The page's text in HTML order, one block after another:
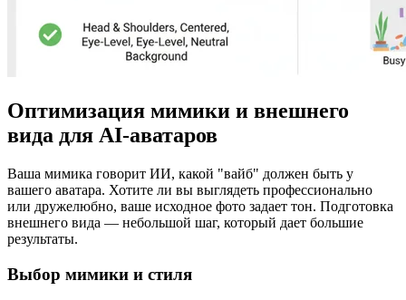
Оптимизация мимики и внешнего
вида для AI-аватаров
Ваша мимика говорит ИИ, какой "вайб" должен быть у
вашего аватара. Хотите ли вы выглядеть профессионально
или дружелюбно, ваше исходное фото задает тон. Подготовка
внешнего вида — небольшой шаг, который дает большие
результаты.
Выбор мимики и стиля